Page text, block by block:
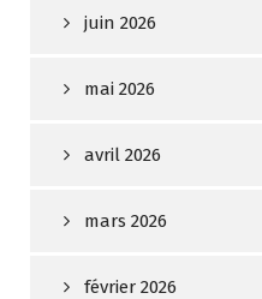
juin 2026
mai 2026
avril 2026
mars 2026
février 2026